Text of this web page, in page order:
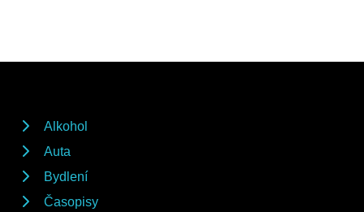
Alkohol
Auta
Bydlení
Časopisy